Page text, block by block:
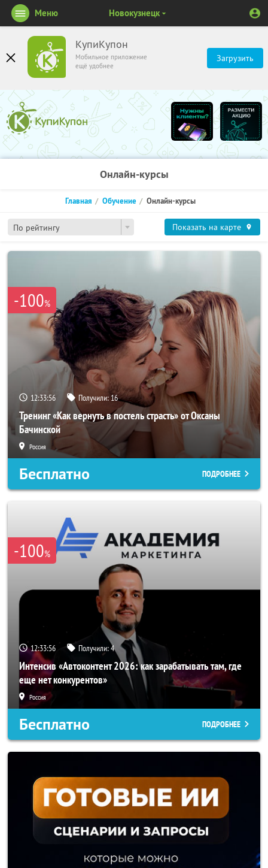
КупиКупон
Мобильное приложение
ещё удобнее
Загрузить
Меню Новокузнецк
Онлайн-курсы
По рейтингу
Главная Обучение Онлайн-курсы
Показать на карте
-100%
12:33:54 Получили: 16
Тренинг «Как вернуть в постель страсть» от Оксаны
Бачинской
Россия
Бесплатно ПОДРОБНЕЕ
-100%
12:33:54 Получили:4
Интенсив «Автоконтент 2026: как зарабатывать там, где
еще нет конкурентов»
Россия
Бесплатно ПОДРОБНЕЕ